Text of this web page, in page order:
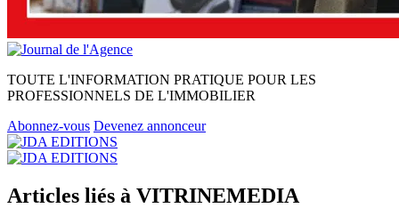
TOUTE L'INFORMATION PRATIQUE POUR LES
PROFESSIONNELS DE L'IMMOBILIER
Abonnez-vous Devenez annonceur
Articles liés à VITRINEMEDIA